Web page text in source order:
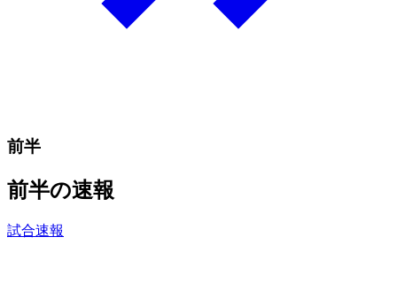
前半
前半の速報
試合速報